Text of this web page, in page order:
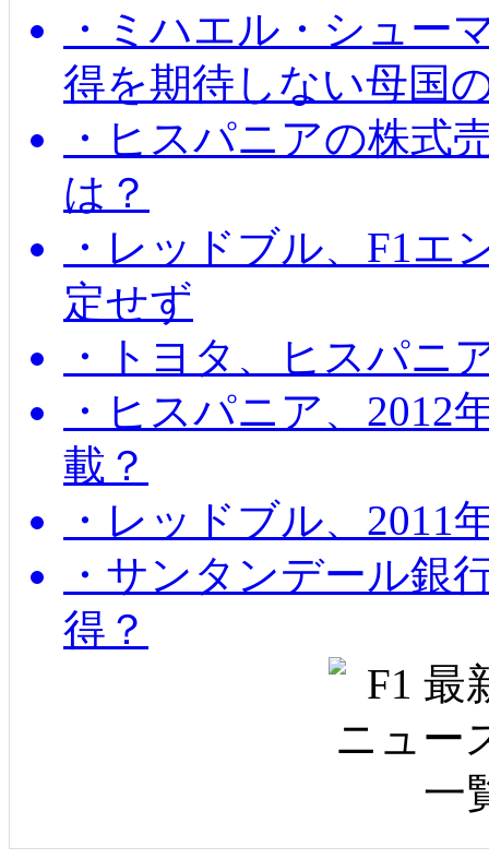
・ミハエル・シュー
得を期待しない母国
・ヒスパニアの株式
は？
・レッドブル、F1エ
定せず
・トヨタ、ヒスパニ
・ヒスパニア、2012
載？
・レッドブル、2011
・サンタンデール銀
得？